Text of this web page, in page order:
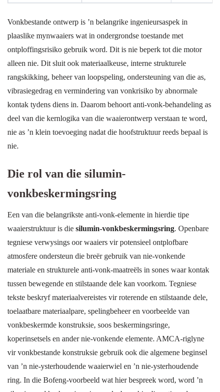
Vonkbestande ontwerp is ’n belangrike ingenieursaspek in
plaaslike mynwaaiers wat in ondergrondse toestande met
ontploffingsrisiko gebruik word. Dit is nie beperk tot die motor
alleen nie. Dit sluit ook materiaalkeuse, interne strukturele
rangskikking, beheer van loopspeling, ondersteuning van die as,
vibrasiegedrag en vermindering van vonkrisiko by abnormale
kontak tydens diens in. Daarom behoort anti-vonk-behandeling as
deel van die kernlogika van die waaierontwerp verstaan te word,
nie as ’n klein toevoeging nadat die hoofstruktuur reeds bepaal is
nie.
Die rol van die silumin-
vonkbeskermingsring
Een van die belangrikste anti-vonk-elemente in hierdie tipe
waaierstruktuur is die silumin-vonkbeskermingsring. Openbare
tegniese verwysings oor waaiers vir potensieel ontplofbare
atmosfere ondersteun die breër gebruik van nie-vonkende
materiale en strukturele anti-vonk-maatreëls in sones waar kontak
tussen bewegende en stilstaande dele kan voorkom. Tegniese
tekste beskryf materiaalvereistes vir roterende en stilstaande dele,
toelaatbare materiaalpare, spelingbeheer en voorbeelde van
vonkbeskermde konstruksie, soos beskermingsringe,
koperinsetsels en ander nie-vonkende elemente. AMCA-riglyne
vir vonkbestande konstruksie gebruik ook die algemene beginsel
van ’n nie-ysterhoudende waaierwiel en ’n nie-ysterhoudende
ring. In die Bofeng-voorbeeld wat hier bespreek word, word ’n